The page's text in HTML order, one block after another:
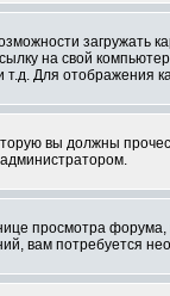
загружать
на свой
Для отображения
вы должны
просмотра форума,
вам потребуется